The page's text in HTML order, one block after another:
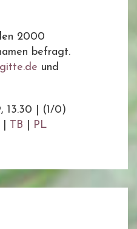
2000
befragt.
und
13.30
(1/0)
TB PL